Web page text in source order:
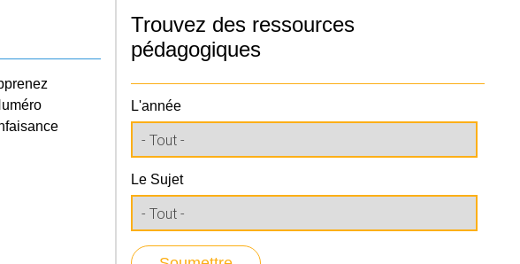
Trouvez des ressources
pédagogiques
L'année
Le Sujet